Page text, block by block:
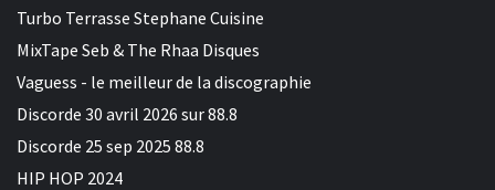
Turbo Terrasse Stephane Cuisine
MixTape Seb & The Rhaa Disques
Vaguess - le meilleur de la discographie
Discorde 30 avril 2026 sur 88.8
Discorde 25 sep 2025 88.8
HIP HOP 2024